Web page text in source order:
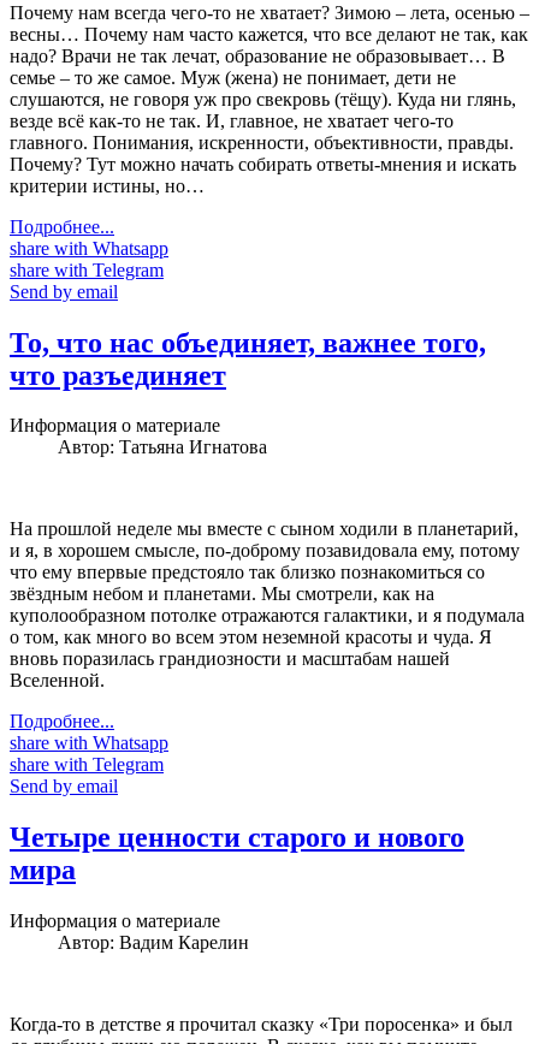
Почему нам всегда чего-то не хватает? Зимою – лета, осенью –
весны… Почему нам часто кажется, что все делают не так, как
надо? Врачи не так лечат, образование не образовывает… В
семье – то же самое. Муж (жена) не понимает, дети не
слушаются, не говоря уж про свекровь (тёщу). Куда ни глянь,
везде всё как-то не так. И, главное, не хватает чего-то
главного. Понимания, искренности, объективности, правды.
Почему? Тут можно начать собирать ответы-мнения и искать
критерии истины, но…
Подробнее...
share with Whatsapp
share with Telegram
Send by email
То, что нас объединяет, важнее того,
что разъединяет
Информация о материале
Автор: Татьяна Игнатова
На прошлой неделе мы вместе с сыном ходили в планетарий,
и я, в хорошем смысле, по-доброму позавидовала ему, потому
что ему впервые предстояло так близко познакомиться со
звёздным небом и планетами. Мы смотрели, как на
куполообразном потолке отражаются галактики, и я подумала
о том, как много во всем этом неземной красоты и чуда. Я
вновь поразилась грандиозности и масштабам нашей
Вселенной.
Подробнее...
share with Whatsapp
share with Telegram
Send by email
Четыре ценности старого и нового
мира
Информация о материале
Автор: Вадим Карелин
Когда-то в детстве я прочитал сказку «Три поросенка» и был